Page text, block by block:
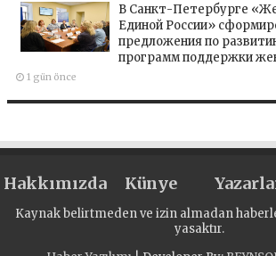
В Санкт-Петербурге
Единой России»
предложения по
программ поддержки
1 gün önce
Hakkımızda Künye
Kaynak belirtmeden ve izin almadan
yasaktır.